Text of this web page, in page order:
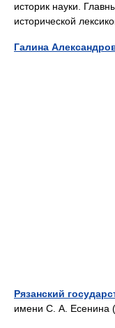
историк науки.
исторической
Галина
Рязанский
имени С. А.